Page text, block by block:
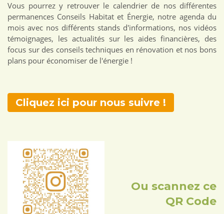
Vous pourrez y retrouver le calendrier de nos différentes
permanences Conseils Habitat et Énergie, notre agenda du
mois avec nos différents stands d'informations, nos vidéos
témoignages, les actualités sur les aides financières, des
focus sur des conseils techniques en rénovation et nos bons
plans pour économiser de l'énergie !
Cliquez ici pour nous suivre !
Ou scannez ce
QR Code